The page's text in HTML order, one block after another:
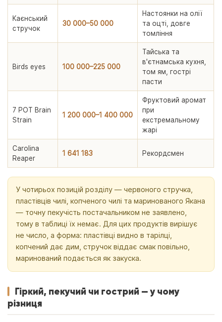
Каєнський
стручок
30 000–50 000
Настоянки на олії
та оцті, довге
томління
Birds eyes 100 000–225 000
Тайська та
в'єтнамська кухня,
том ям, гострі
пасти
7 POT Brain
Strain
1 200 000–1 400 000
Фруктовий аромат
при
екстремальному
жарі
Carolina
Reaper
1 641 183 Рекордсмен
У чотирьох позицій розділу — червоного стручка,
пластівців чилі, копченого чилі та маринованого Якана
— точну пекучість постачальником не заявлено,
тому в таблиці їх немає. Для цих продуктів вирішує
не число, а форма: пластівці видно в тарілці,
копчений дає дим, стручок віддає смак повільно,
маринований подається як закуска.
Гіркий, пекучий чи гострий — у чому
різниця